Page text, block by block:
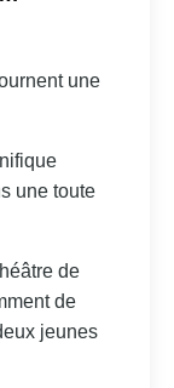
une
une toute
de
de
jeunes